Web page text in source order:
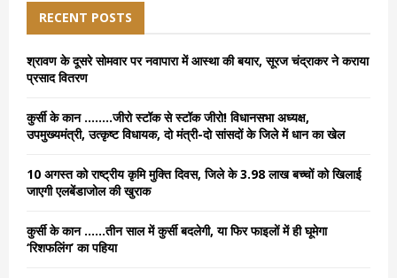
f
o
r
RECENT POSTS
श्रावण के दूसरे सोमवार पर नवापारा में आस्था की बयार, सूरज चंद्राकर ने कराया
प्रसाद वितरण
कुर्सी के कान ……..जीरो स्टॉक से स्टॉक जीरो! विधानसभा अध्यक्ष,
उपमुख्यमंत्री, उत्कृष्ट विधायक, दो मंत्री-दो सांसदों के जिले में धान का खेल
10 अगस्त को राष्ट्रीय कृमि मुक्ति दिवस, जिले के 3.98 लाख बच्चों को खिलाई
जाएगी एलबेंडाजोल की खुराक
कुर्सी के कान ……तीन साल में कुर्सी बदलेगी, या फिर फाइलों में ही घूमेगा
‘रिशफलिंग’ का पहिया